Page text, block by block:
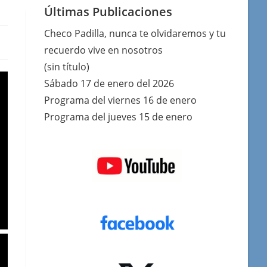
Últimas Publicaciones
Checo Padilla, nunca te olvidaremos y tu
recuerdo vive en nosotros
(sin título)
Sábado 17 de enero del 2026
Programa del viernes 16 de enero
Programa del jueves 15 de enero